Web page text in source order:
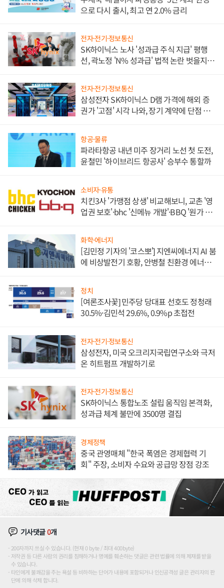
으로 다시 출시, 최고 연 2.0% 금리
전자·전기·정보통신
SK하이닉스 노사 '성과급 주식 지급' 평행
선, 곽노정 'N% 성과급' 법적 논란 벗을지 주
전자·전기·정보통신
삼성전자 SK하이닉스 D램 가격에 해외 증
권가 '고점' 시각 나와, 장기 계약에 단점 부
항공·물류
파라타항공 내년 미주 장거리 노선 첫 도전,
윤철민 '하이브리드 항공사' 승부수 통할까
소비자·유통
치킨3사 '가맹점 상생' 비교해보니, 교촌 '영
업권 보호'·bhc '신메뉴 개발'·BBQ '원가 부
화학·에너지
[김민정 기자의 '코스뽀'] 지엔씨에너지 AI 붐
에 비상발전기 호황, 안병철 친환경 에너지
정치
[여론조사꽃] 민주당 당대표 선호도 정청래
30.5%·김민석 29.6%, 0.9%p 초접전
전자·전기·정보통신
삼성전자, 미국 오크리지국립연구소와 극저
온 히트펌프 개발하기로
전자·전기·정보통신
SK하이닉스 통합노조 설립 움직임 본격화,
성과급 체계 불만에 3500명 결집
경제정책
중국 관영매체 "한국 폭염은 경제협력 기
회" 주장, 소비자 수요와 공급망 장점 강조
기사댓글0개
200자까지 쓰실 수 있습니다. (현재 0 byte / 최대 400byte)
저작권 등 다른 사람의 권리를 침해하거나 명예를 훼손하는 댓글은 관련 법률에 의해 제재를 받을
수 있습니다.
타인에게 불쾌감을 주는 욕설 등 비하하는 단어가 내용에 포함되거나 인신공격성 글은 관리자의 판
단에 의해 삭제 합니다.